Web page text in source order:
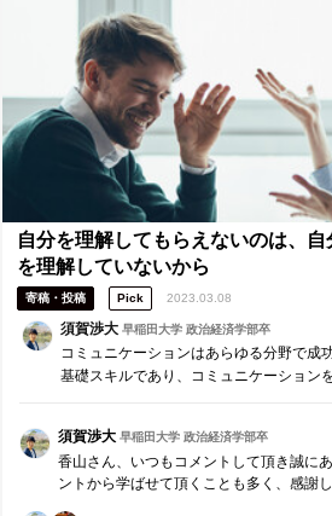
問で答えられると思っていたものが、い
（考えられていない）ことがありました
ていなかったことが自信の欠如に繋がり
なってしまっていたのだと思います。人
ら逃げてしまった過去のリーダー経験か
き合わない「悪い習慣」が体に残ってい
に不誠実で、困るのは自分です。今後は
まかさずに、おごらずに出来るまでトレ
また、自分ができたと認知しても「習慣
状態」に後戻りしてしまうため、セル
けでなく「誠実な行動（姿勢）」を評価
の評価は結果のみで行うべきだと思って
意味がないと考えたからです。この考え
考え方が正しいわけではないと痛感しま
ことはその人のことを本質的に考えてい
行動を評価されるとモチベーションの向
に気付き、このように考えました。実際
ンバーの数値的な評価のみを褒めて、達
した。今後はチームとメンバーが強くな
ます。 ＊目標達成を出来ていない人を甘
らないように注意します。 ■研修参加前
A&PROメンバーへのメッセージ■ まずは
自分から信頼を得ていくために行動する
サイド・アウトとも近いと思います。）
文化や仕組みを当たり前にしていく リー
力の武器を知らず、惑わされる多数派も
な環境でも組織を良くしていくために日
ていくことが大切だと学んだ。 ■今後に
身が何に影響されるかが変化したように
い時や焦っている時は専門性などではな
ことが多いと再認識した。知恵を有効活
にしたいと思う。 ■研修講師（森口敦
1年間ビジネス基礎研修を受講させて頂
た。知恵を学ぶことで引き出しを増やし
ズムに落とし込み体系化したりする機会
した。また、幹部陣との学び合いは私に
ってもとても大切でした。改めてになり
いました。 川瀬さん、荒さん 本日は、誠
意見を汲み取って分かりやすく再度言語
思考も深まりました。また1年間大変お
い致します。
自分を理解してもらえないのは、
を理解していないから
寄稿・投稿 Pick 2023.03.08
須賀渉大早稲田大学 政治経済学部卒
コミュニケーションはあらゆる分野で成
基礎スキルであり、コミュニケーション
須賀渉大早稲田大学 政治経済学部卒
香山さん、いつもコメントして頂き誠に
ントから学ばせて頂くことも多く、感謝